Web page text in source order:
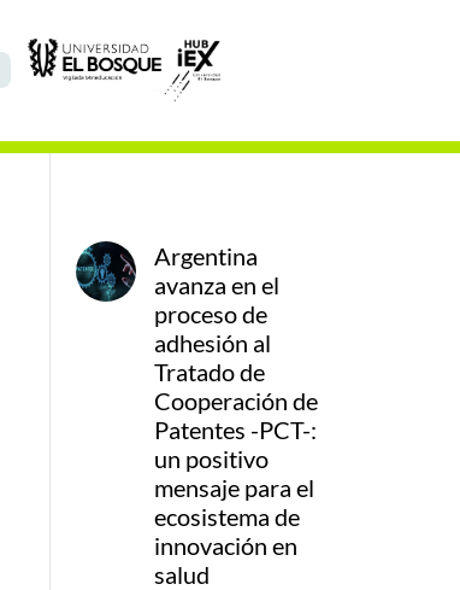
Argentina
avanza en el
proceso de
adhesión al
Tratado de
Cooperación de
Patentes -PCT-:
un positivo
mensaje para el
ecosistema de
innovación en
salud